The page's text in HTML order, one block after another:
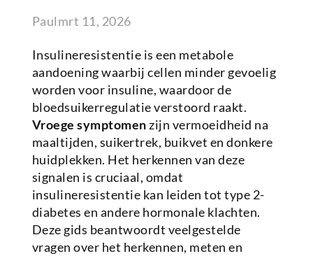
Paulmrt 11, 2026
Insulineresistentie is een metabole
aandoening waarbij cellen minder gevoelig
worden voor insuline, waardoor de
bloedsuikerregulatie verstoord raakt.
Vroege symptomen zijn vermoeidheid na
maaltijden, suikertrek, buikvet en donkere
huidplekken. Het herkennen van deze
signalen is cruciaal, omdat
insulineresistentie kan leiden tot type 2-
diabetes en andere hormonale klachten.
Deze gids beantwoordt veelgestelde
vragen over het herkennen, meten en